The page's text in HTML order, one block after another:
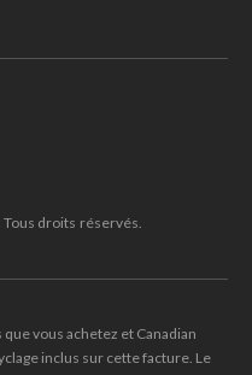
droits réservés.
vous achetez et Canadian
inclus sur cette facture. Le